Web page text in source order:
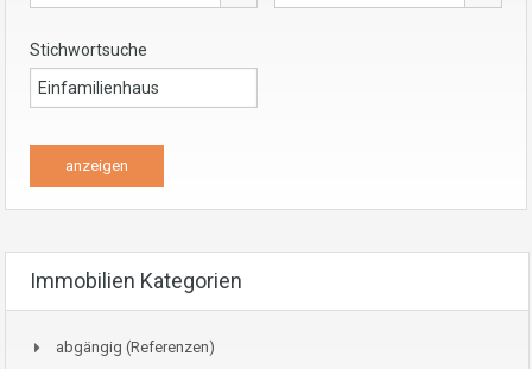
Stichwortsuche
Immobilien Kategorien
abgängig (Referenzen)